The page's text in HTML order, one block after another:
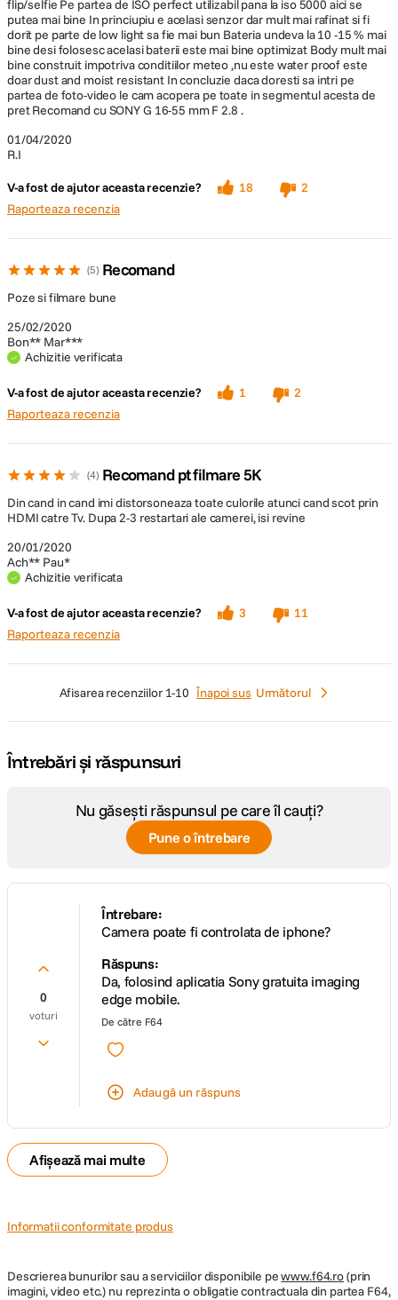
01/04/2020
R.I
flip/selfie Pe partea de ISO perfect utilizabil pana la iso 5000 aici se
putea mai bine In princiupiu e acelasi senzor dar mult mai rafinat si fi
dorit pe parte de low light sa fie mai bun Bateria undeva la 10 -15 % mai
bine desi folosesc acelasi baterii este mai bine optimizat Body mult mai
bine construit impotriva conditiilor meteo ,nu este water proof este
doar dust and moist resistant In concluzie daca doresti sa intri pe
partea de foto-video le cam acopera pe toate in segmentul acesta de
pret Recomand cu SONY G 16-55 mm F 2.8 .
V-a fost de ajutor aceasta recenzie? 18
2
Raporteaza recenzia
5 Recomand
25/02/2020
Bon** Mar***
Achizitie verificata
Poze si filmare bune
V-a fost de ajutor aceasta recenzie? 1
2
Raporteaza recenzia
4 Recomand pt filmare 5K
20/01/2020
Ach** Pau*
Achizitie verificata
Din cand in cand imi distorsoneaza toate culorile atunci cand scot prin
HDMI catre Tv. Dupa 2-3 restartari ale camerei, isi revine
V-a fost de ajutor aceasta recenzie? 3
11
Raporteaza recenzia
afisarea recenziilor 1-10 Înapoi sus Următorul
Întrebări și răspunsuri
Nu găsești răspunsul pe care îl cauți?
Pune o întrebare
0
voturi
Întrebare:
Camera poate fi controlata de iphone?
Răspuns:
Da, folosind aplicatia Sony gratuita imaging
edge mobile.
De către F64
Adaugă un răspuns
Afișează mai multe
Informatii conformitate produs
Descrierea bunurilor sau a serviciilor disponibile pewww.f64.ro(prin
imagini, video etc.) nu reprezinta o obligatie contractuala din partea F64,